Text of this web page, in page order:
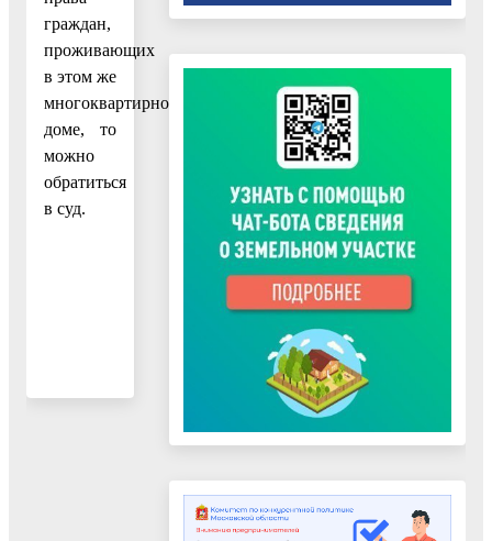
граждан,
проживающих
в этом же
многоквартирном
доме, то
можно
обратиться
в суд.